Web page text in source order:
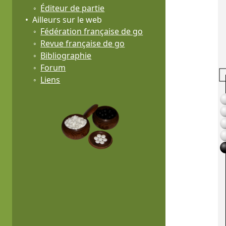
Éditeur de partie
Ailleurs sur le web
Fédération française de go
Revue française de go
Bibliographie
Forum
Liens